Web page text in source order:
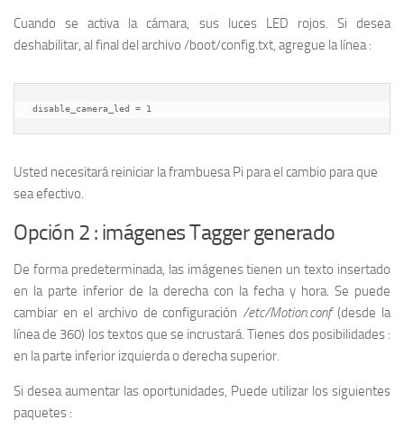
Cuando se activa la cámara, sus luces LED rojos. Si desea
deshabilitar, al final del archivo /boot/config.txt, agregue la línea :
disable_camera_led = 1
Usted necesitará reiniciar la frambuesa Pi para el cambio para que
sea efectivo.
Opción 2 : imágenes Tagger generado
De forma predeterminada, las imágenes tienen un texto insertado
en la parte inferior de la derecha con la fecha y hora. Se puede
cambiar en el archivo de configuración /etc/Motion.conf(desde la
línea de 360) los textos que se incrustará. Tienes dos posibilidades :
en la parte inferior izquierda o derecha superior.
Si desea aumentar las oportunidades, Puede utilizar los siguientes
paquetes :